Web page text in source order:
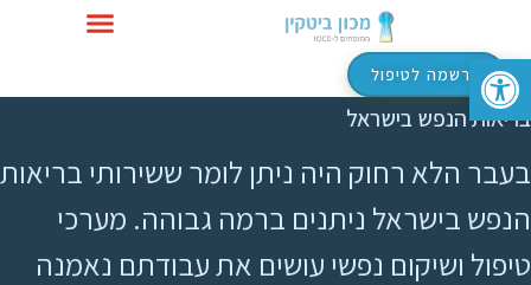
פתח סרגל נגישותהרשמה לטיפול
בריאות הנפש בישראל
בעבר הלא רחוק היה ניתן לומר ששירותי בריאות
הנפש בישראל ניתנים ברמה גבוהה. מערכי
טיפול ושיקום נפשי עושים את עבודתם נאמנה